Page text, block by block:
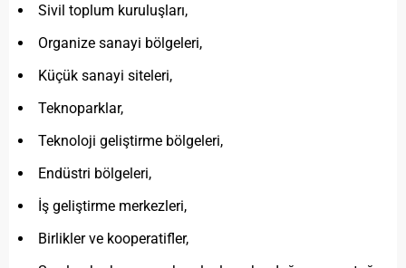
Sivil toplum kuruluşları,
Organize sanayi bölgeleri,
Küçük sanayi siteleri,
Teknoparklar,
Teknoloji geliştirme bölgeleri,
Endüstri bölgeleri,
İş geliştirme merkezleri,
Birlikler ve kooperatifler,